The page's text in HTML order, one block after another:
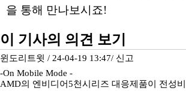
을 통해 만나보시죠!
이 기사의 의견 보기
윈도리트윗 / 24-04-19 13:47/ 신고
-On Mobile Mode -
AMD의 엔비디어5천시리즈 대응제품이 전성